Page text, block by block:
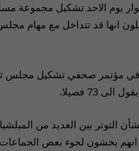
يوم الاحد تشكيل مجموعة
انها قد تتداخل مع مهام
في مؤتمر صحفي تشكيل مجلس
بين العديد من
يخشون لجوء بعض الجماعات